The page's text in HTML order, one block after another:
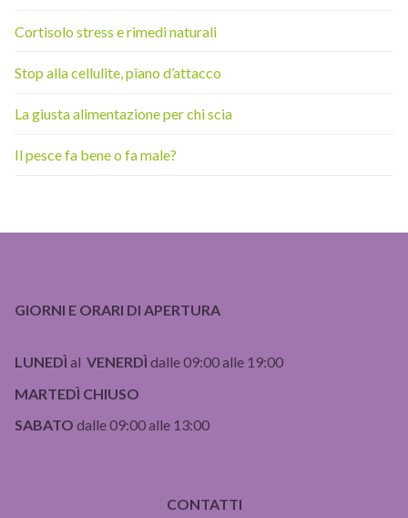
Cortisolo stress e rimedi naturali
Stop alla cellulite, piano d’attacco
La giusta alimentazione per chi scia
Il pesce fa bene o fa male?
GIORNI E ORARI DI APERTURA
LUNEDÌ al VENERDÌ dalle 09:00 alle 19:00
MARTEDÌ CHIUSO
SABATO dalle 09:00 alle 13:00
CONTATTI